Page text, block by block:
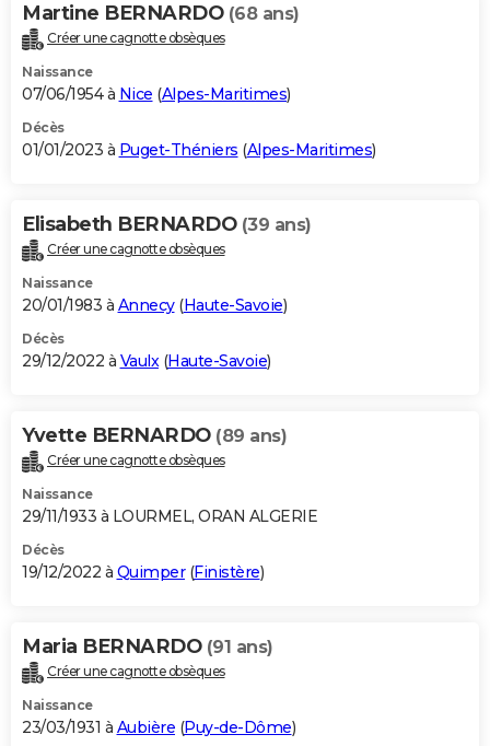
Martine BERNARDO (68 ans)
Créer une cagnotte obsèques
Naissance
07/06/1954 à Nice (Alpes-Maritimes)
Décès
01/01/2023 à Puget-Théniers (Alpes-Maritimes)
Elisabeth BERNARDO (39 ans)
Créer une cagnotte obsèques
Naissance
20/01/1983 à Annecy(Haute-Savoie)
Décès
29/12/2022 à Vaulx(Haute-Savoie)
Yvette BERNARDO (89 ans)
Créer une cagnotte obsèques
Naissance
29/11/1933 à LOURMEL, ORAN ALGERIE
Décès
19/12/2022 à Quimper(Finistère)
Maria BERNARDO (91 ans)
Créer une cagnotte obsèques
Naissance
23/03/1931 à Aubière (Puy-de-Dôme)